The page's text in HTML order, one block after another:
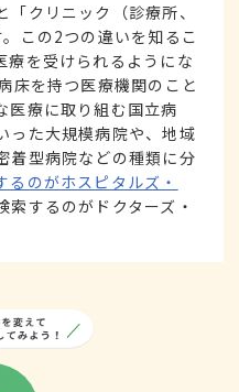
クリニック（診療所、
この2つの違いを知るこ
療を受けられるようにな
床を持つ医療機関のこと
医療に取り組む国立病
った大規模病院や、地域
着型病院などの種類に分
るのがホスピタルズ・
索するのがドクターズ・